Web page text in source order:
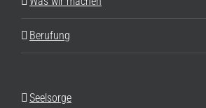
Berufung
Seelsorge